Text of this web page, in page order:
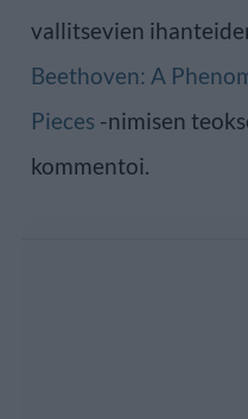
vallitsevien
Beethoven: A
Pieces -nimisen
kommentoi.